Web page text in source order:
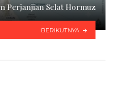
Perjanjian Selat Hormuz
BERIKUTNYA